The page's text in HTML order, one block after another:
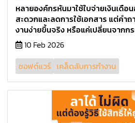
หลายองค์กรหันมาใช้ใบจ่ายเงินเดือ
สะดวกและลดการใช้เอกสาร แต่คำถ
งานง่ายขึ้นจริง หรือแค่เปลี่ยนจากก
10 Feb 2026
ซอฟต์แวร์ เคล็ดลับการทำงาน